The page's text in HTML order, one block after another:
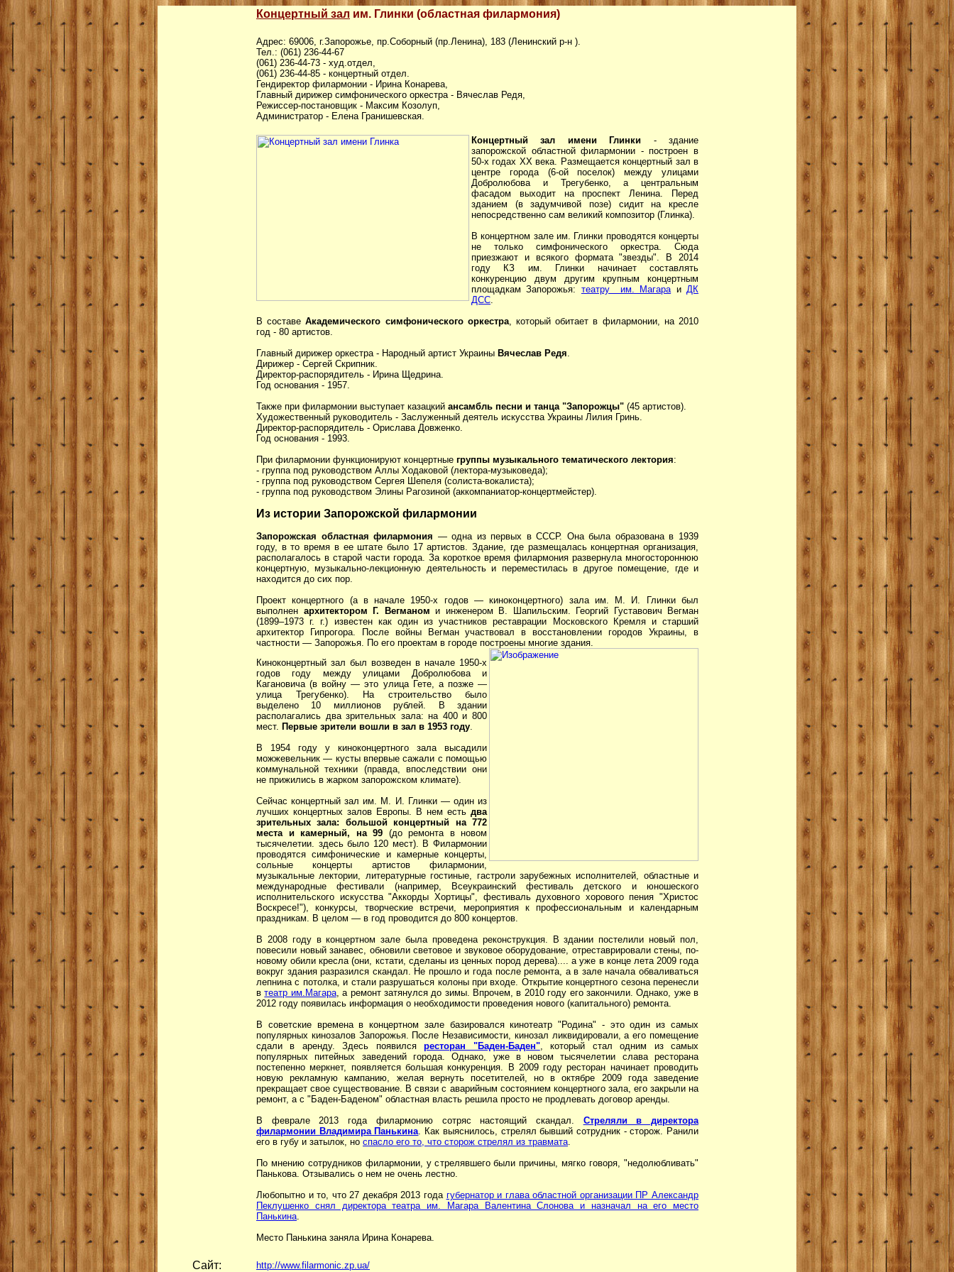
Концертный зал им. Глинки (областная филармония)
Адрес: 69006, г.Запорожье, пр.Соборный (пр.Ленина), 183 (Ленинский р-н ).
Тел.: (061) 236-44-67
(061) 236-44-73 - худ.отдел,
(061) 236-44-85 - концертный отдел.
Гендиректор филармонии - Ирина Конарева,
Главный дирижер симфонического оркестра - Вячеслав Редя,
Режиссер-постановщик - Максим Козолуп,
Администратор - Елена Гранишевская.
Концертный зал имени Глинки - здание
запорожской областной филармонии - построен в
50-х годах ХХ века. Размещается концертный зал в
центре города (6-ой поселок) между улицами
Добролюбова и Трегубенко, а центральным
фасадом выходит на проспект Ленина. Перед
зданием (в задумчивой позе) сидит на кресле
непосредственно сам великий композитор (Глинка).
В концертном зале им. Глинки проводятся концерты
не только симфонического оркестра. Сюда
приезжают и всякого формата "звезды". В 2014
году КЗ им. Глинки начинает составлять
конкуренцию двум другим крупным концертным
площадкам Запорожья: театру им. МагараиДК
ДСС.
В составеАкадемического симфонического оркестра, который обитает в филармонии, на 2010
год - 80 артистов.
Главный дирижер оркестра - Народный артист Украины Вячеслав Редя.
Дирижер - Сергей Скрипник.
Директор-распорядитель - Ирина Щедрина.
Год основания - 1957.
Также при филармонии выступает казацкий ансамбль песни и танца "Запорожцы" (45 артистов).
Художественный руководитель - Заслуженный деятель искусства Украины Лилия Гринь.
Директор-распорядитель - Орислава Довженко.
Год основания - 1993.
При филармонии функционируют концертные группы музыкального тематического лектория:
- группа под руководством Аллы Ходаковой (лектора-музыковеда);
- группа под руководством Сергея Шепеля (солиста-вокалиста);
- группа под руководством Элины Рагозиной (аккомпаниатор-концертмейстер).
Из истории Запорожской филармонии
Запорожская областная филармония — одна из первых в СССР. Она была образована в 1939
году, в то время в ее штате было 17 артистов. Здание, где размещалась концертная организация,
располагалось в старой части города. За короткое время филармония развернула многостороннюю
концертную, музыкально-лекционную деятельность и переместилась в другое помещение, где и
находится до сих пор.
Проект концертного (а в начале 1950-х годов — киноконцертного) зала им. М. И. Глинки был
выполнен архитектором Г. Вегманом и инженером В. Шапильским. Георгий Густавович Вегман
(1899–1973 г. г.) известен как один из участников реставрации Московского Кремля и старший
архитектор Гипрогора. После войны Вегман участвовал в восстановлении городов Украины, в
частности — Запорожья. По его проектам в городе построены многие здания.
Киноконцертный зал был возведен в начале 1950-х
годов году между улицами Добролюбова и
Кагановича (в войну — это улица Гете, а позже —
улица Трегубенко). На строительство было
выделено 10 миллионов рублей. В здании
располагались два зрительных зала: на 400 и 800
мест. Первые зрители вошли в зал в 1953 году.
В 1954 году у киноконцертного зала высадили
можжевельник — кусты впервые сажали с помощью
коммунальной техники (правда, впоследствии они
не прижились в жарком запорожском климате).
Сейчас концертный зал им. М. И. Глинки — один из
лучших концертных залов Европы. В нем есть два
зрительных зала: большой концертный на 772
места и камерный, на 99 (до ремонта в новом
тысячелетии. здесь было 120 мест). В Филармонии
проводятся симфонические и камерные концерты,
сольные концерты артистов филармонии,
музыкальные лектории, литературные гостиные, гастроли зарубежных исполнителей, областные и
международные фестивали (например, Всеукраинский фестиваль детского и юношеского
исполнительского искусства "Аккорды Хортицы", фестиваль духовного хорового пения "Христос
Воскресе!"), конкурсы, творческие встречи, мероприятия к профессиональным и календарным
праздникам. В целом — в год проводится до 800 концертов.
В 2008 году в концертном зале была проведена реконструкция. В здании постелили новый пол,
повесили новый занавес, обновили световое и звуковое оборудование, отреставрировали стены, по-
новому обили кресла (они, кстати, сделаны из ценных пород дерева).... а уже в конце лета 2009 года
вокруг здания разразился скандал. Не прошло и года после ремонта, а в зале начала обваливаться
лепнина с потолка, и стали разрушаться колоны при входе. Открытие концертного сезона перенесли
втеатр им.Магара, а ремонт затянулся до зимы. Впрочем, в 2010 году его закончили. Однако, уже в
2012 году появилась информация о необходимости проведения нового (капитального) ремонта.
В советские времена в концертном зале базировался кинотеатр "Родина" - это один из самых
популярных кинозалов Запорожья. После Независимости, кинозал ликвидировали, а его помещение
сдали в аренду. Здесь появилсяресторан "Баден-Баден", который стал одним из самых
популярных питейных заведений города. Однако, уже в новом тысячелетии слава ресторана
постепенно меркнет, появляется большая конкуренция. В 2009 году ресторан начинает проводить
новую рекламную кампанию, желая вернуть посетителей, но в октябре 2009 года заведение
прекращает свое существование. В связи с аварийным состоянием концертного зала, его закрыли на
ремонт, а с "Баден-Баденом" областная власть решила просто не продлевать договор аренды.
В феврале 2013 года филармонию сотряс настоящий скандал. Стреляли в директора
филармонии Владимира Панькина. Как выяснилось, стрелял бывший сотрудник - сторож. Ранили
его в губу и затылок, но спасло его то, что сторож стрелял из травмата.
По мнению сотрудников филармонии, у стрелявшего были причины, мягко говоря, "недолюбливать"
Панькова. Отзывались о нем не очень лестно.
Любопытно и то, что 27 декабря 2013 года губернатор и глава областной организации ПР Александр
Пеклушенко снял директора театра им. Магара Валентина Слонова и назначал на его место
Панькина.
Место Панькина заняла Ирина Конарева.
Сайт: http://www.filarmonic.zp.ua/